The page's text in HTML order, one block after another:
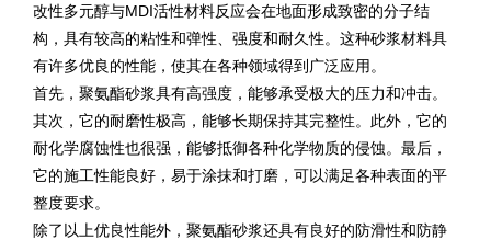
改性多元醇与MDI活性材料反应会在地面形成致密的分子结
构，具有较高的粘性和弹性、强度和耐久性。这种砂浆材料具
有许多优良的性能，使其在各种领域得到广泛应用。
首先，聚氨酯砂浆具有高强度，能够承受极大的压力和冲击。
其次，它的耐磨性极高，能够长期保持其完整性。此外，它的
耐化学腐蚀性也很强，能够抵御各种化学物质的侵蚀。最后，
它的施工性能良好，易于涂抹和打磨，可以满足各种表面的平
整度要求。
除了以上优良性能外，聚氨酯砂浆还具有良好的防滑性和防静